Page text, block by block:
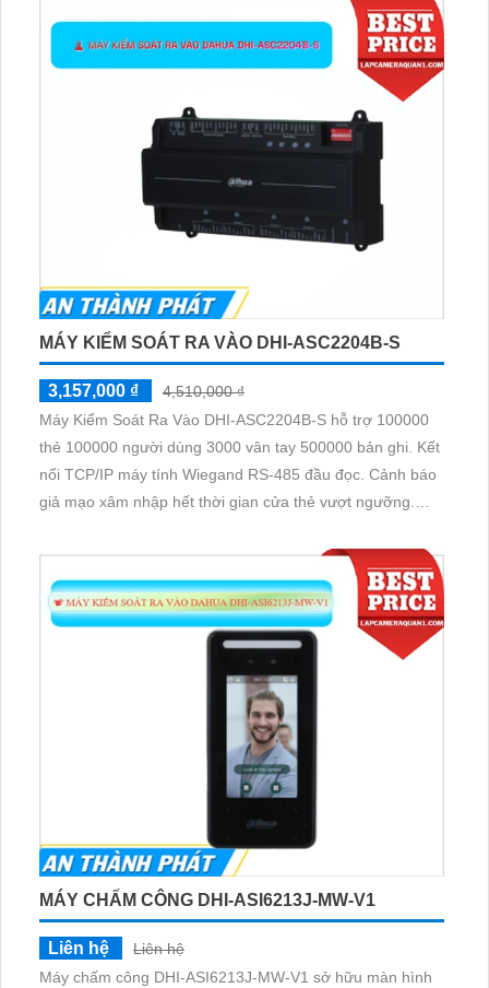
MÁY KIỂM SOÁT RA VÀO DHI-ASC2204B-S
3,157,000 ₫
4,510,000 ₫
Máy Kiểm Soát Ra Vào DHI-ASC2204B-S hỗ trợ 100000
thẻ 100000 người dùng 3000 vân tay 500000 bản ghi. Kết
nối TCP/IP máy tính Wiegand RS-485 đầu đọc. Cảnh báo
giả mạo xâm nhập hết thời gian cửa thẻ vượt ngưỡng.
MÁY CHẤM CÔNG DHI-ASI6213J-MW-V1
Liên hệ
Liên hệ
Máy chấm công DHI-ASI6213J-MW-V1 sở hữu màn hình